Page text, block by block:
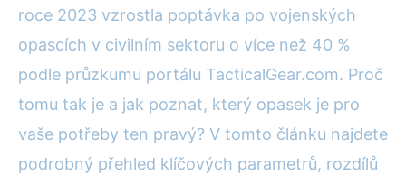
roce 2023 vzrostla poptávka po vojenských
opascích v civilním sektoru o více než 40 %
podle průzkumu portálu TacticalGear.com. Proč
tomu tak je a jak poznat, který opasek je pro
vaše potřeby ten pravý? V tomto článku najdete
podrobný přehled klíčových parametrů, rozdílů